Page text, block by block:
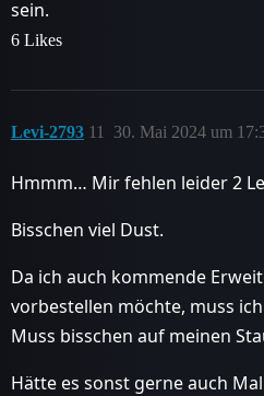
sein.
6 Likes
Levi-2793 30. Mai 2024 um
11
Hmmm… Mir fehlen leider 2
Bisschen viel Dust.
Da ich auch kommende
vorbestellen möchte, muss
Muss bisschen auf meinen
Hätte es sonst gerne auch